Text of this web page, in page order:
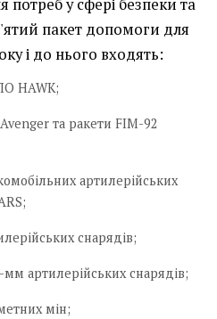
потреб у сфері безпеки та
пакет допомоги для
і до нього входять:
HAWK;
та ракети FIM-92
артилерійських
снарядів;
артилерійських снарядів;
мін;